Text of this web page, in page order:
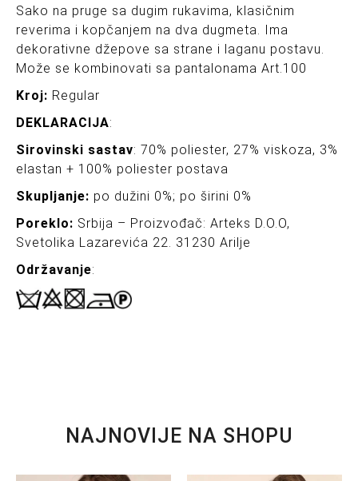
Sako na pruge sa dugim rukavima, klasičnim
reverima i kopčanjem na dva dugmeta. Ima
dekorativne džepove sa strane i laganu postavu.
Može se kombinovati sa pantalonama Art.100
Kroj: Regular
DEKLARACIJA:
Sirovinski sastav: 70% poliester, 27% viskoza, 3%
elastan + 100% poliester postava
Skupljanje: po dužini 0%; po širini 0%
Poreklo: Srbija – Proizvođač: Arteks D.O.O,
Svetolika Lazarevića 22. 31230 Arilje
Održavanje:
NAJNOVIJE NA SHOPU